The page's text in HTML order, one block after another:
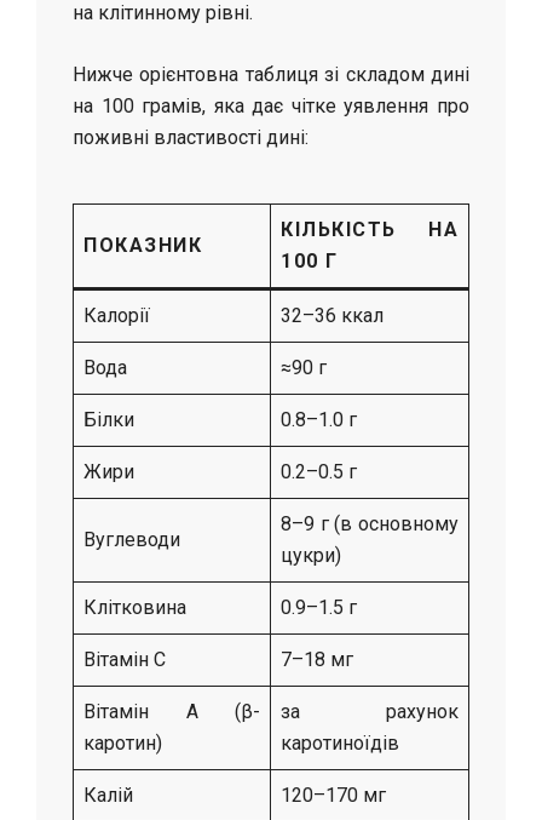
на клітинному рівні.
Нижче орієнтовна таблиця зі складом дині
на 100 грамів, яка дає чітке уявлення про
поживні властивості дині:
ПОКАЗНИК
КІЛЬКІСТЬ НА
100 Г
Калорії 32–36 ккал
Вода ≈90 г
Білки 0.8–1.0 г
Жири 0.2–0.5 г
Вуглеводи
8–9 г (в основному
цукри)
Клітковина 0.9–1.5 г
Вітамін C 7–18 мг
Вітамін A (β-
каротин)
за рахунок
каротиноїдів
Калій 120–170 мг